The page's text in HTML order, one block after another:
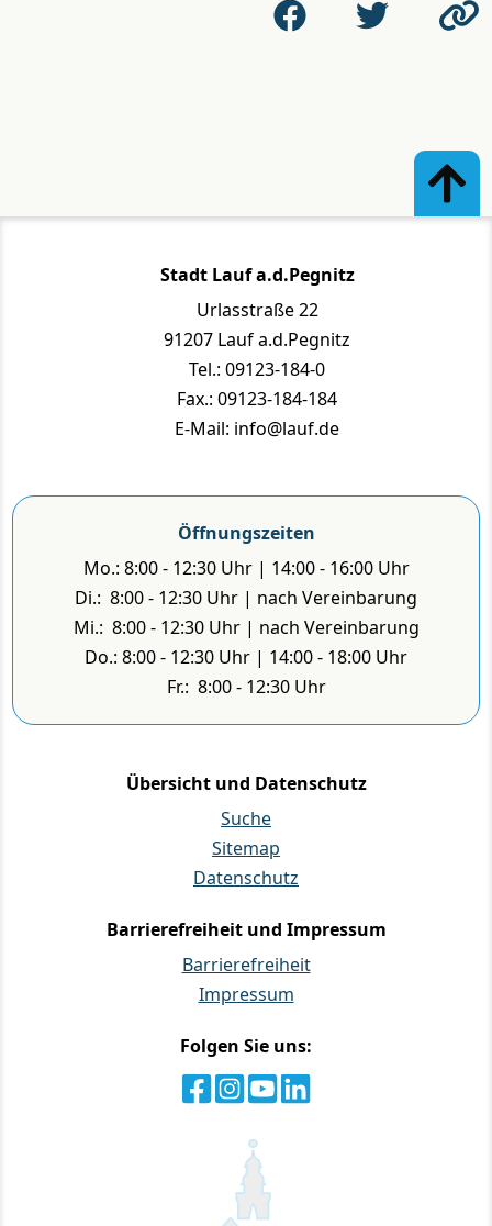
Stadt Lauf a.d.Pegnitz
Urlasstraße 22
91207 Lauf a.d.Pegnitz
Tel.: 09123-184-0
Fax.: 09123-184-184
E-Mail: info@lauf.de
Öffnungszeiten
Mo.: 8:00 - 12:30 Uhr | 14:00 - 16:00 Uhr
Di.: 8:00 - 12:30 Uhr | nach Vereinbarung
Mi.: 8:00 - 12:30 Uhr | nach Vereinbarung
Do.: 8:00 - 12:30 Uhr | 14:00 - 18:00 Uhr
Fr.: 8:00 - 12:30 Uhr
Übersicht und Datenschutz
Suche
Sitemap
Datenschutz
Barrierefreiheit und Impressum
Barrierefreiheit
Impressum
Folgen Sie uns: